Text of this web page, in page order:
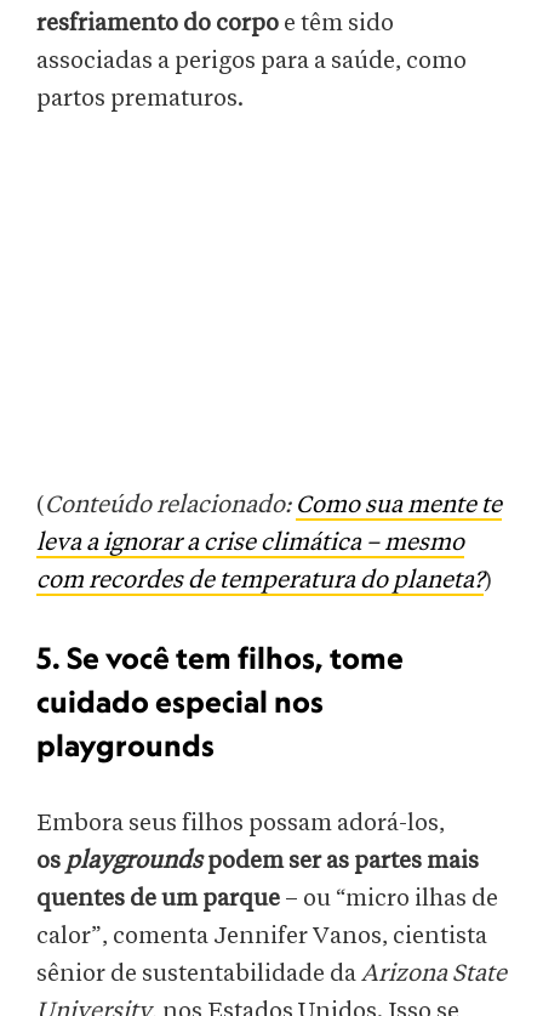
resfriamento do corpo e têm sido
associadas a perigos para a saúde, como
partos prematuros.
(Conteúdo relacionado: Como sua mente te
leva a ignorar a crise climática – mesmo
com recordes de temperatura do planeta?)
5. Se você tem filhos, tome
cuidado especial nos
playgrounds
Embora seus filhos possam adorá-los,
os playgroundspodem ser as partes mais
quentes de um parque – ou “micro ilhas de
calor”, comenta Jennifer Vanos, cientista
sênior de sustentabilidade daArizona State